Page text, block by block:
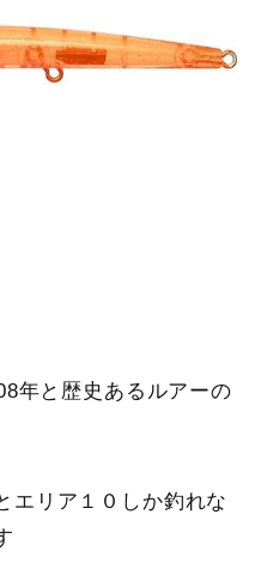
年と歴史あるルアーの
エリア１０しか釣れな